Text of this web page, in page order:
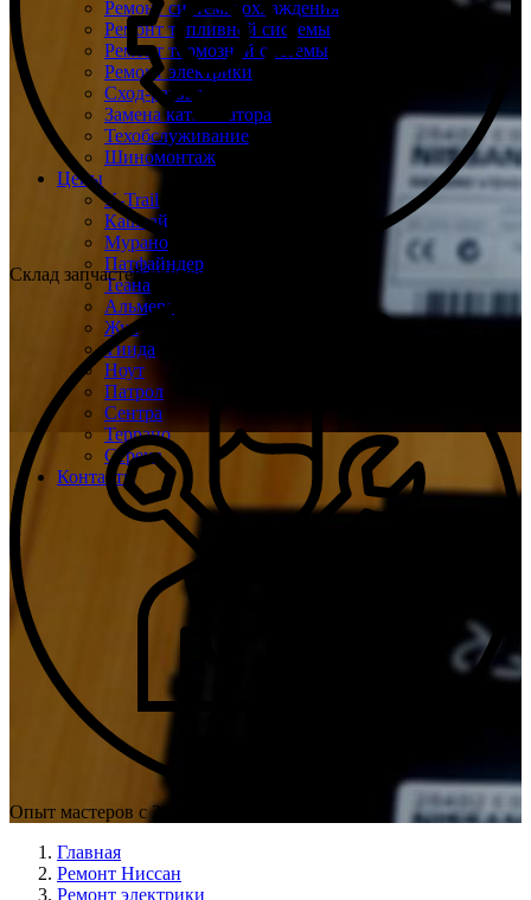
Ремонт системы охлаждения
Ремонт топливной системы
Ремонт тормозной системы
Ремонт электрики
Сход-развал
Замена катализатора
Техобслуживание
Шиномонтаж
Цены
X-Trail
Кашкай
Мурано
Патфайндер
Теана
Альмера
Жук
Тиида
Ноут
Патрол
Сентра
Террано
Серена
Контакты
Склад запчастей при каждом техцентре
Опыт мастеров с 2009 г.
Главная
Ремонт Ниссан
Ремонт электрики